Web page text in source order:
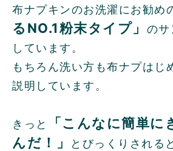
布ナプキンのお洗濯にお勧め
るNO.1粉末タイプ」
のサ
しています。
もちろん洗い方も布ナプはじ
説明しています。
きっと
「こんなに簡単に
んだ！」
とびっくりされる